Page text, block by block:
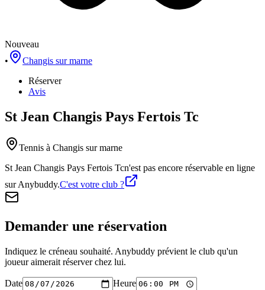
Nouveau
•
Changis sur marne
Réserver
Avis
St Jean Changis Pays Fertois Tc
Tennis à Changis sur marne
St Jean Changis Pays Fertois Tcn'est pas encore réservable en ligne
sur Anybuddy.C'est votre club ?
Demander une réservation
Indiquez le créneau souhaité. Anybuddy prévient le club qu'un
joueur aimerait réserver chez lui.
Date Heure